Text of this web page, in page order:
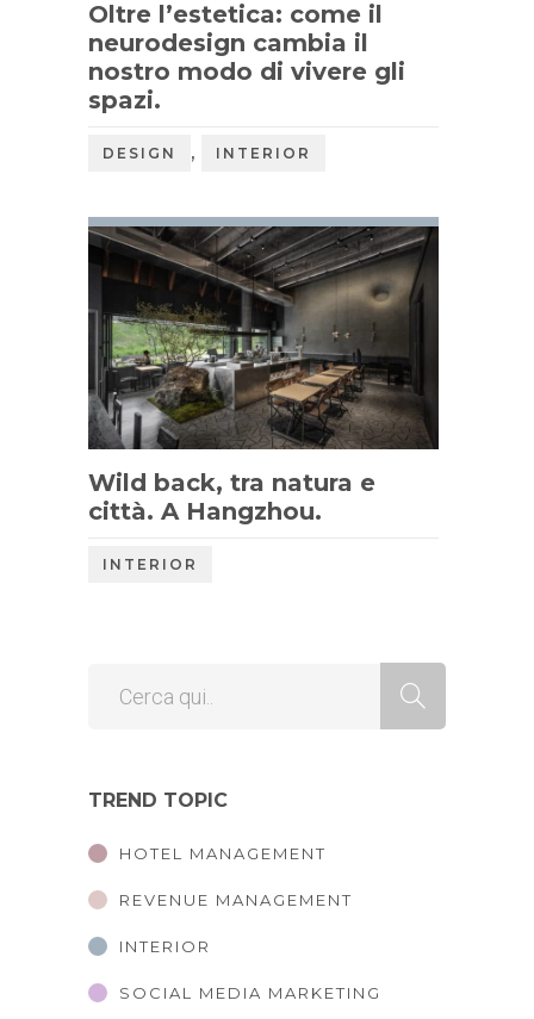
Oltre l’estetica: come il
neurodesign cambia il
nostro modo di vivere gli
spazi.
DESIGN , INTERIOR
Wild back, tra natura e
città. A Hangzhou.
INTERIOR
TREND TOPIC
HOTEL MANAGEMENT
REVENUE MANAGEMENT
INTERIOR
SOCIAL MEDIA MARKETING